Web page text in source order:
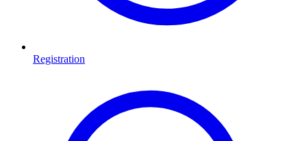
Registration